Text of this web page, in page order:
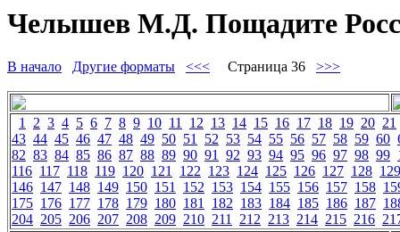
Челышев М.Д. Пощадите
В начало Другие форматы <<< Страница 36 >>>
1 2 3 4 5 6 7 8 9 10 11 12 13 14 15 16 17 18 19 20 21
43 44 45 46 47 48 49 50 51 52 53 54 55 56 57 58 59 60
82 83 84 85 86 87 88 89 90 91 92 93 94 95 96 97 98 99
116 117 118 119 120 121 122 123 124 125 126 127 128 129
146 147 148 149 150 151 152 153 154 155 156 157 158
175 176 177 178 179 180 181 182 183 184 185 186 187
204 205 206 207 208 209 210 211 212 213 214 215 216